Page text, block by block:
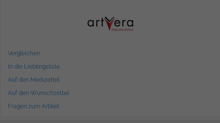
Vergleichen
In die Lieblingsliste
Auf den Merkzettel
Auf den Wunschzettel
Fragen zum Artikel